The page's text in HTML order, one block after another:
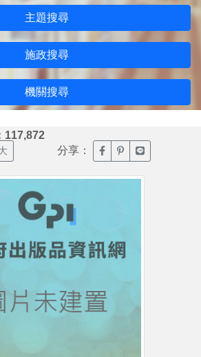
主題搜尋
施政搜尋
機關搜尋
117,872
分享： 臉書分享(另開新視窗)
噗浪分享(另開新
Line分享(另